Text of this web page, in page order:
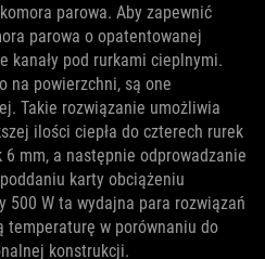
parowa. Aby zapewnić
parowa o opatentowanej
kanały pod rurkami cieplnymi.
na powierzchni, są one
Takie rozwiązanie umożliwia
ilości ciepła do czterech rurek
mm, a następnie odprowadzanie
karty obciążeniu
500 W ta wydajna para rozwiązań
temperaturę w porównaniu do
konstrukcji.